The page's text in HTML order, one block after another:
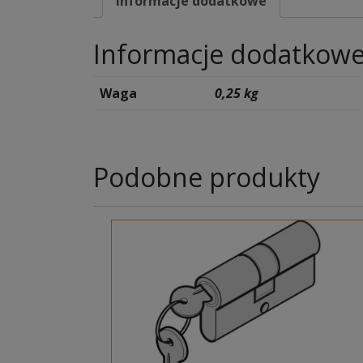
Informacje
Waga 0,25 kg
Podobne produkty